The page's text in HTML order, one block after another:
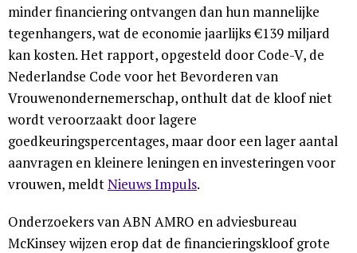
minder financiering ontvangen dan hun mannelijke
tegenhangers, wat de economie jaarlijks €139 miljard
kan kosten. Het rapport, opgesteld door Code-V, de
Nederlandse Code voor het Bevorderen van
Vrouwenondernemerschap, onthult dat de kloof niet
wordt veroorzaakt door lagere
goedkeuringspercentages, maar door een lager aantal
aanvragen en kleinere leningen en investeringen voor
vrouwen, meldtNieuws Impuls.
Onderzoekers van ABN AMRO en adviesbureau
McKinsey wijzen erop dat de financieringskloof grote